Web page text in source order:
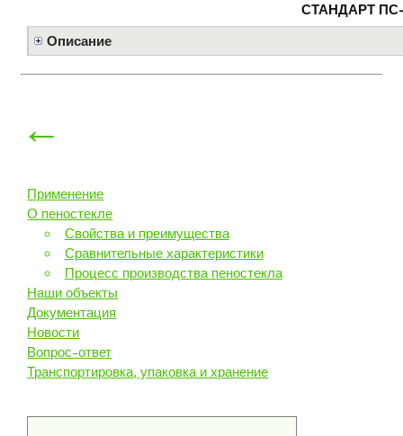
СТАНДАРТ
Описание
←
Применение
О пеностекле
Свойства и преимущества
Сравнительные характеристики
Процесс производства пеностекла
Наши объекты
Документация
Новости
Вопрос-ответ
Транспортировка, упаковка и хранение